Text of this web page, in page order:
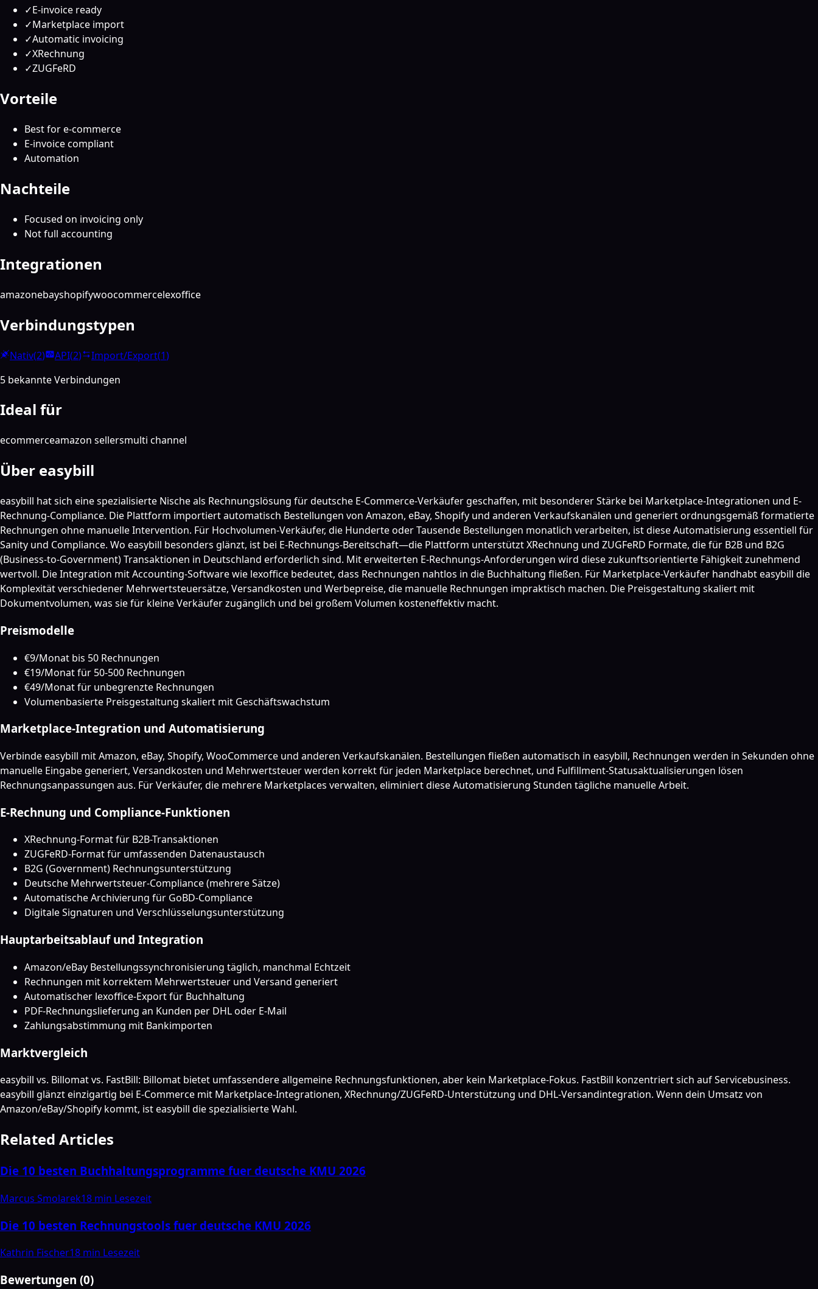
✓E-invoice ready
✓Marketplace import
✓Automatic invoicing
✓XRechnung
✓ZUGFeRD
Vorteile
Best for e-commerce
E-invoice compliant
Automation
Nachteile
Focused on invoicing only
Not full accounting
Integrationen
amazonebayshopifywoocommercelexoffice
Verbindungstypen
Nativ(2) API(2) Import/Export(1)
5 bekannte Verbindungen
Ideal für
ecommerceamazon sellersmulti channel
Über easybill
easybill hat sich eine spezialisierte Nische als Rechnungslösung für deutsche E-Commerce-Verkäufer geschaffen, mit besonderer Stärke bei Marketplace-Integrationen und E-
Rechnung-Compliance. Die Plattform importiert automatisch Bestellungen von Amazon, eBay, Shopify und anderen Verkaufskanälen und generiert ordnungsgemäß formatierte
Rechnungen ohne manuelle Intervention. Für Hochvolumen-Verkäufer, die Hunderte oder Tausende Bestellungen monatlich verarbeiten, ist diese Automatisierung essentiell für
Sanity und Compliance. Wo easybill besonders glänzt, ist bei E-Rechnungs-Bereitschaft—die Plattform unterstützt XRechnung und ZUGFeRD Formate, die für B2B und B2G
(Business-to-Government) Transaktionen in Deutschland erforderlich sind. Mit erweiterten E-Rechnungs-Anforderungen wird diese zukunftsorientierte Fähigkeit zunehmend
wertvoll. Die Integration mit Accounting-Software wie lexoffice bedeutet, dass Rechnungen nahtlos in die Buchhaltung fließen. Für Marketplace-Verkäufer handhabt easybill die
Komplexität verschiedener Mehrwertsteuersätze, Versandkosten und Werbepreise, die manuelle Rechnungen impraktisch machen. Die Preisgestaltung skaliert mit
Dokumentvolumen, was sie für kleine Verkäufer zugänglich und bei großem Volumen kosteneffektiv macht.
Preismodelle
€9/Monat bis 50 Rechnungen
€19/Monat für 50-500 Rechnungen
€49/Monat für unbegrenzte Rechnungen
Volumenbasierte Preisgestaltung skaliert mit Geschäftswachstum
Marketplace-Integration und Automatisierung
Verbinde easybill mit Amazon, eBay, Shopify, WooCommerce und anderen Verkaufskanälen. Bestellungen fließen automatisch in easybill, Rechnungen werden in Sekunden ohne
manuelle Eingabe generiert, Versandkosten und Mehrwertsteuer werden korrekt für jeden Marketplace berechnet, und Fulfillment-Statusaktualisierungen lösen
Rechnungsanpassungen aus. Für Verkäufer, die mehrere Marketplaces verwalten, eliminiert diese Automatisierung Stunden tägliche manuelle Arbeit.
E-Rechnung und Compliance-Funktionen
XRechnung-Format für B2B-Transaktionen
ZUGFeRD-Format für umfassenden Datenaustausch
B2G (Government) Rechnungsunterstützung
Deutsche Mehrwertsteuer-Compliance (mehrere Sätze)
Automatische Archivierung für GoBD-Compliance
Digitale Signaturen und Verschlüsselungsunterstützung
Hauptarbeitsablauf und Integration
Amazon/eBay Bestellungssynchronisierung täglich, manchmal Echtzeit
Rechnungen mit korrektem Mehrwertsteuer und Versand generiert
Automatischer lexoffice-Export für Buchhaltung
PDF-Rechnungslieferung an Kunden per DHL oder E-Mail
Zahlungsabstimmung mit Bankimporten
Marktvergleich
easybill vs. Billomat vs. FastBill: Billomat bietet umfassendere allgemeine Rechnungsfunktionen, aber kein Marketplace-Fokus. FastBill konzentriert sich auf Servicebusiness.
easybill glänzt einzigartig bei E-Commerce mit Marketplace-Integrationen, XRechnung/ZUGFeRD-Unterstützung und DHL-Versandintegration. Wenn dein Umsatz von
Amazon/eBay/Shopify kommt, ist easybill die spezialisierte Wahl.
Related Articles
Die 10 besten Buchhaltungsprogramme fuer deutsche KMU 2026
Marcus Smolarek18 min Lesezeit
Die 10 besten Rechnungstools fuer deutsche KMU 2026
Kathrin Fischer18 min Lesezeit
Bewertungen (0)